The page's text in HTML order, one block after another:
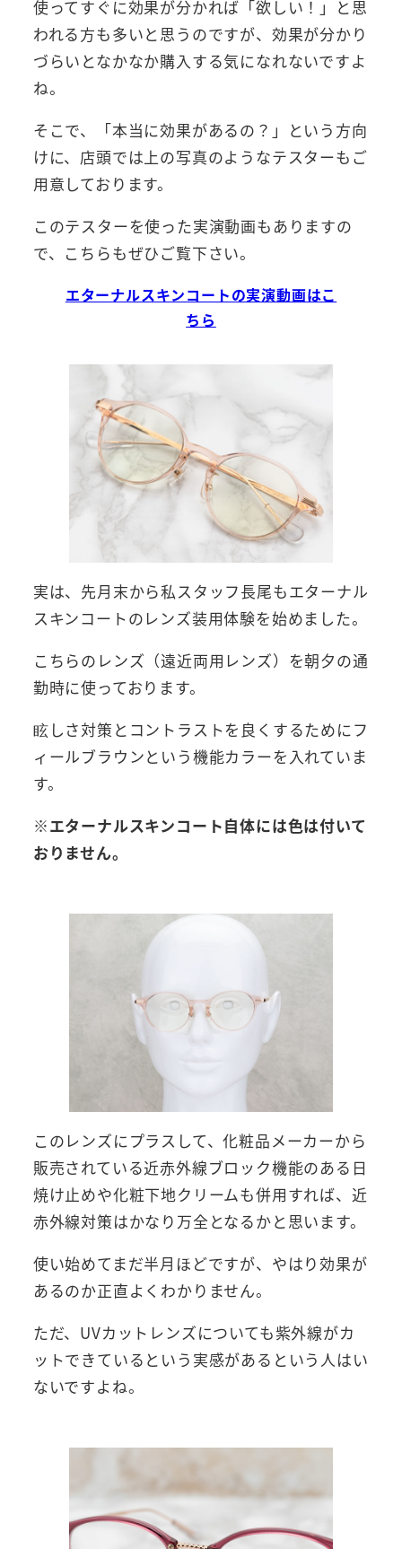
使ってすぐに効果が分かれば「欲しい！」と思
われる方も多いと思うのですが、効果が分かり
づらいとなかなか購入する気になれないですよ
ね。
そこで、「本当に効果があるの？」という方向
けに、店頭では上の写真のようなテスターもご
用意しております。
このテスターを使った実演動画もありますの
で、こちらもぜひご覧下さい。
エターナルスキンコートの実演動画はこ
ちら
実は、先月末から私スタッフ長尾もエターナル
スキンコートのレンズ装用体験を始めました。
こちらのレンズ（遠近両用レンズ）を朝夕の通
勤時に使っております。
眩しさ対策とコントラストを良くするためにフ
ィールブラウンという機能カラーを入れていま
す。
※エターナルスキンコート自体には色は付いて
おりません。
このレンズにプラスして、化粧品メーカーから
販売されている近赤外線ブロック機能のある日
焼け止めや化粧下地クリームも併用すれば、近
赤外線対策はかなり万全となるかと思います。
使い始めてまだ半月ほどですが、やはり効果が
あるのか正直よくわかりません。
ただ、UVカットレンズについても紫外線がカ
ットできているという実感があるという人はい
ないですよね。